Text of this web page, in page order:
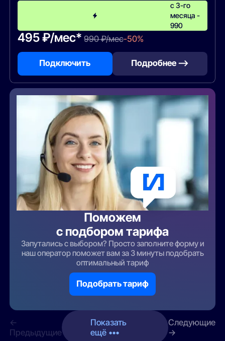
с 3-го
месяца -
990
495 ₽/мес* 990 ₽/мес-50%
Подключить Подробнее —>
Поможем
с подбором тарифа
Запутались с выбором? Просто заполните форму и
наш оператор поможет вам за 3 минуты подобрать
оптимальный тариф
Подобрать тариф
←
Предыдущие
Показать
ещё •••
Следующие
→